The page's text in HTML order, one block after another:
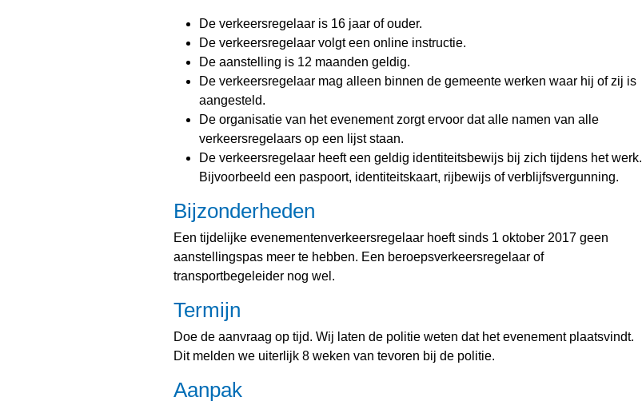
De verkeersregelaar is 16 jaar of ouder.
De verkeersregelaar volgt een online instructie.
De aanstelling is 12 maanden geldig.
De verkeersregelaar mag alleen binnen de gemeente werken waar hij of zij is
aangesteld.
De organisatie van het evenement zorgt ervoor dat alle namen van alle
verkeersregelaars op een lijst staan.
De verkeersregelaar heeft een geldig identiteitsbewijs bij zich tijdens het werk.
Bijvoorbeeld een paspoort, identiteitskaart, rijbewijs of verblijfsvergunning.
Bijzonderheden
Een tijdelijke evenementenverkeersregelaar hoeft sinds 1 oktober 2017 geen
aanstellingspas meer te hebben. Een beroepsverkeersregelaar of
transportbegeleider nog wel.
Termijn
Doe de aanvraag op tijd. Wij laten de politie weten dat het evenement plaatsvindt.
Dit melden we uiterlijk 8 weken van tevoren bij de politie.
Aanpak